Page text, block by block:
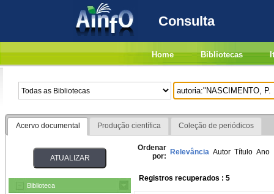
Consulta
Home Bibliotecas
Acervo documental Produção científica Coleção de periódicos
Biblioteca
Ordenar
por: Relevância Autor Título Ano
Registros recuperados : 5